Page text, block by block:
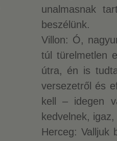
unalmasnak
beszélünk.
Villon: Ó,
túl türelmetlen
útra, én is
versezetről és
kell – idegen
kedvelnek,
Herceg: